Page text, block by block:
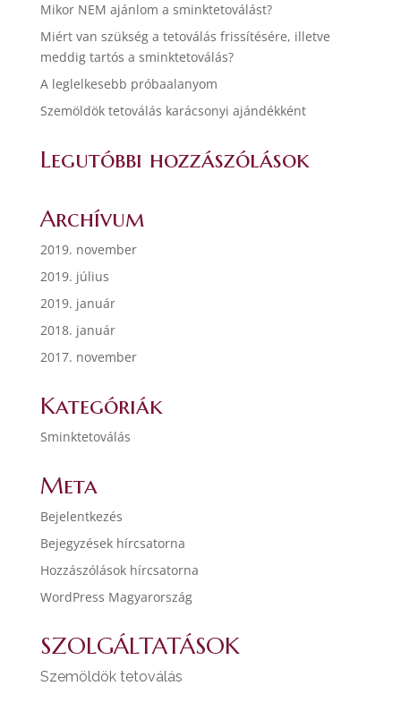
Mikor NEM ajánlom a sminktetoválást?
Miért van szükség a tetoválás frissítésére, illetve
meddig tartós a sminktetoválás?
A leglelkesebb próbaalanyom
Szemöldök tetoválás karácsonyi ajándékként
Legutóbbi hozzászólások
Archívum
2019. november
2019. július
2019. január
2018. január
2017. november
Kategóriák
Sminktetoválás
Meta
Bejelentkezés
Bejegyzések hírcsatorna
Hozzászólások hírcsatorna
WordPress Magyarország
SZOLGÁLTATÁSOK
Szemöldök tetoválás